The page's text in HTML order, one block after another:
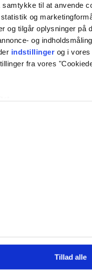
samtykke til at anvende
og
og tilgår oplysninger på
og
indstillinger og i
fra vores
indhold og annoncer,
eller som de har
Tillad alle
til daglig komfort og